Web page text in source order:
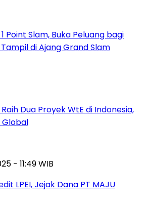
Point Slam, Buka Peluang bagi
di Ajang Grand Slam
Raih Dua Proyek WtE di Indonesia,
Global
- 11:49 WIB
LPEI, Jejak Dana PT MAJU